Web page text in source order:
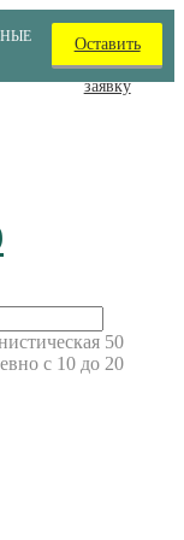
Оставить
заявку
50
с 10 до 20